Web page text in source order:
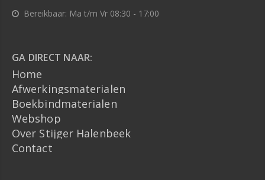
Bereikbaar: Ma t/m Vr 08:30 - 17:00
GA DIRECT NAAR:
Home
Afwerkingsmaterialen
Boekbindmaterialen
Webshop
Over Stijger Halenbeek
Contact